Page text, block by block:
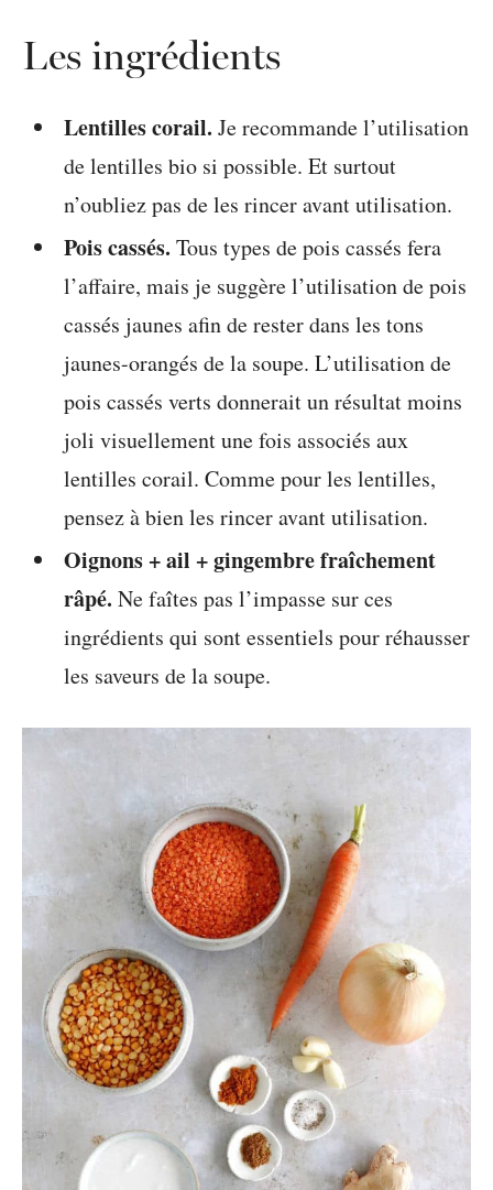
Les ingrédients
Lentilles corail. Je recommande l’utilisation
de lentilles bio si possible. Et surtout
n’oubliez pas de les rincer avant utilisation.
Pois cassés. Tous types de pois cassés fera
l’affaire, mais je suggère l’utilisation de pois
cassés jaunes afin de rester dans les tons
jaunes-orangés de la soupe. L’utilisation de
pois cassés verts donnerait un résultat moins
joli visuellement une fois associés aux
lentilles corail. Comme pour les lentilles,
pensez à bien les rincer avant utilisation.
Oignons + ail + gingembre fraîchement
râpé. Ne faîtes pas l’impasse sur ces
ingrédients qui sont essentiels pour réhausser
les saveurs de la soupe.